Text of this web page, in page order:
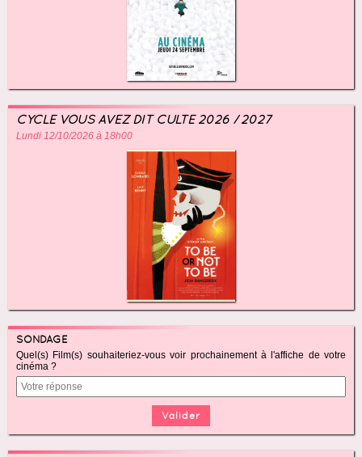
CYCLE VOUS AVEZ DIT CULTE 2026 / 2027
Lundi 12/10/2026 à 18h00
SONDAGE
Quel(s) Film(s) souhaiteriez-vous voir prochainement à l'affiche de votre
cinéma ?